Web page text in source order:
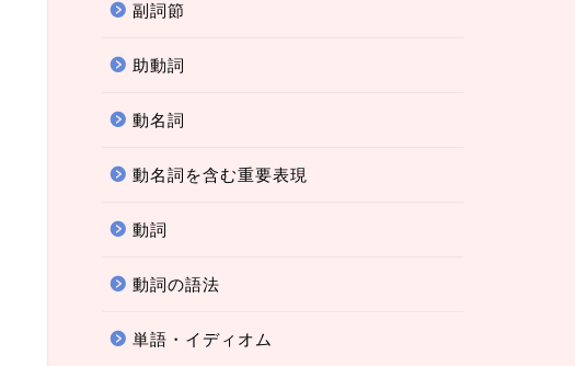
副詞節
助動詞
動名詞
動名詞を含む重要表現
動詞
動詞の語法
単語・イディオム